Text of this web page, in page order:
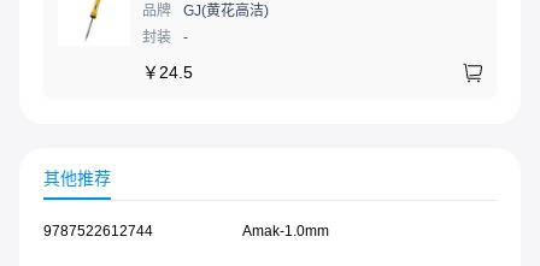
品牌
GJ(黄花高洁)
封装
-
￥ 24.5
其他推荐
9787522612744 Amak-1.0mm